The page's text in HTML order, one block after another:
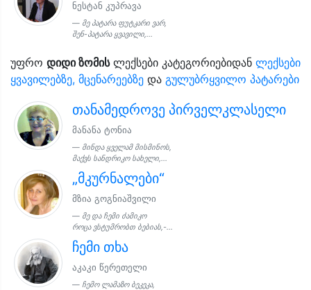
ნესტან კუპრავა
მე პატარა ფუტკარი ვარ,
შენ-პატარა ყვავილი,...
უფრო დიდი ზომისლექსები კატეგორიებიდან ლექსები
ყვავილებზე, მცენარეებზე და გულუბრყვილო პატარები
თანამედროვე პირველკლასელი
მანანა ტონია
მინდა ყველამ მისმინოს,
მაქვს სანდრიკო სახელი,...
„მკურნალები“
მზია გოგნიაშვილი
მე და ჩემი ძამიკო
როცა ვსტუმრობთ ბებიას,-...
ჩემი თხა
აკაკი წერეთელი
ჩემო ლამაზო ბეკეკა,